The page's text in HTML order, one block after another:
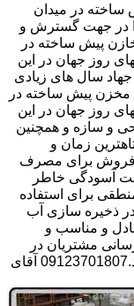
در میدان
در جهت گسترش و
پیش ساخته در
روز جهان در این
سال های زیادی
پیش ساخته در
روز جهان در این
و سازه و همچنین
زمان و
فروش برای مصرف
آسودگی خاطر
برای استفاده
در ذخیره سازی آب
و مناسب و
مشتریان در
همه نقاط میدان جهاد مخازنی را معرفی نماید.09123701807 آقای